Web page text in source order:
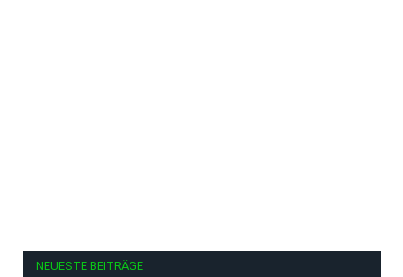
NEUESTE BEITRÄGE